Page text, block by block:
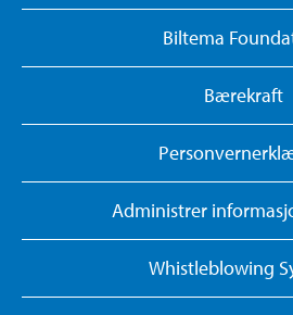
Biltema
Bærekraft
Administrer
Whistleblowing